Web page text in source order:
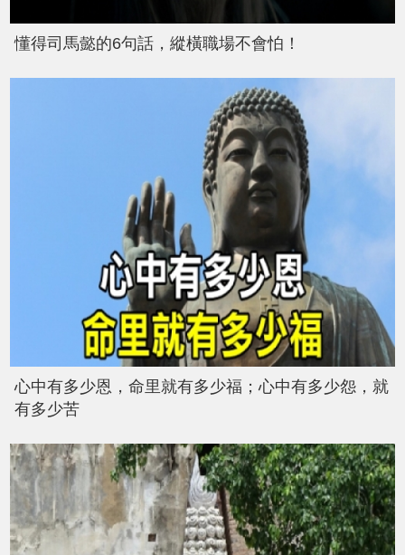
懂得司馬懿的6句話，縱橫職場不會怕！
心中有多少恩，命里就有多少福；心中有多少怨，就
有多少苦